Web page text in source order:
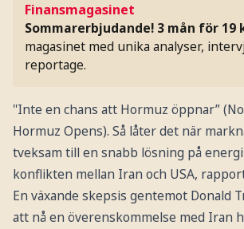
Finansmagasinet
Sommarerbjudande! 3 mån för 19
magasinet med unika analyser,
reportage.
"Inte en chans att Hormuz öppnar”
Hormuz Opens). Så låter det när
tveksam till en snabb lösning på
konflikten mellan Iran och USA,
En växande skepsis gentemot Donald
att nå en överenskommelse med Iran